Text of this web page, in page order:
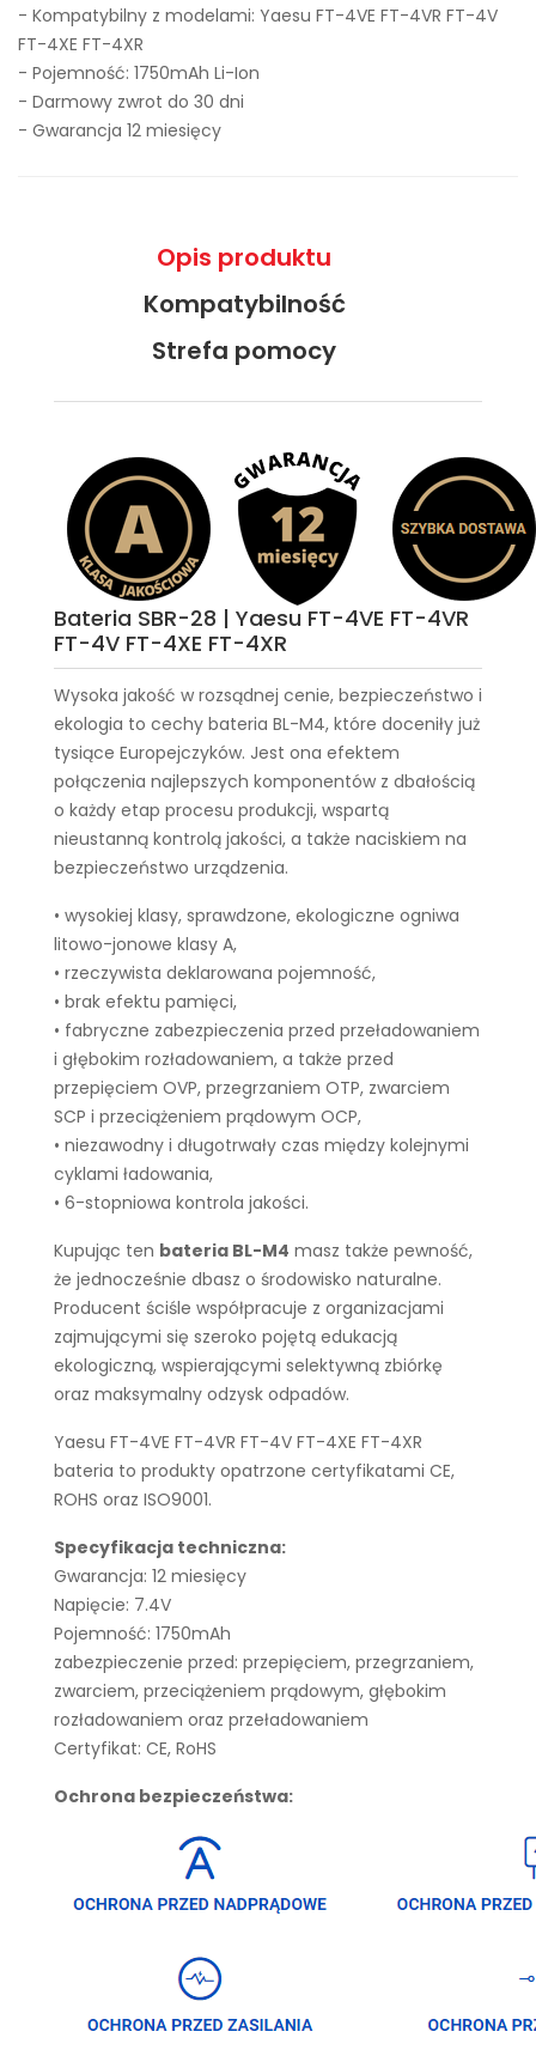
- Kompatybilny z modelami: Yaesu FT-4VE FT-4VR FT-4V
FT-4XE FT-4XR
- Pojemność: 1750mAh Li-Ion
- Darmowy zwrot do 30 dni
- Gwarancja 12 miesięcy
Opis produktu
Kompatybilność
Strefa pomocy
Bateria SBR-28 | Yaesu FT-4VE FT-4VR
FT-4V FT-4XE FT-4XR
Wysoka jakość w rozsądnej cenie, bezpieczeństwo i
ekologia to cechy bateria BL-M4, które doceniły już
tysiące Europejczyków. Jest ona efektem
połączenia najlepszych komponentów z dbałością
o każdy etap procesu produkcji, wspartą
nieustanną kontrolą jakości, a także naciskiem na
bezpieczeństwo urządzenia.
• wysokiej klasy, sprawdzone, ekologiczne ogniwa
litowo-jonowe klasy A,
• rzeczywista deklarowana pojemność,
• brak efektu pamięci,
• fabryczne zabezpieczenia przed przeładowaniem
i głębokim rozładowaniem, a także przed
przepięciem OVP, przegrzaniem OTP, zwarciem
SCP i przeciążeniem prądowym OCP,
• niezawodny i długotrwały czas między kolejnymi
cyklami ładowania,
• 6-stopniowa kontrola jakości.
Kupując ten bateria BL-M4 masz także pewność,
że jednocześnie dbasz o środowisko naturalne.
Producent ściśle współpracuje z organizacjami
zajmującymi się szeroko pojętą edukacją
ekologiczną, wspierającymi selektywną zbiórkę
oraz maksymalny odzysk odpadów.
Yaesu FT-4VE FT-4VR FT-4V FT-4XE FT-4XR
bateria to produkty opatrzone certyfikatami CE,
ROHS oraz ISO9001.
Specyfikacja techniczna:
Gwarancja: 12 miesięcy
Napięcie: 7.4V
Pojemność: 1750mAh
zabezpieczenie przed: przepięciem, przegrzaniem,
zwarciem, przeciążeniem prądowym, głębokim
rozładowaniem oraz przeładowaniem
Certyfikat: CE, RoHS
Ochrona bezpieczeństwa: